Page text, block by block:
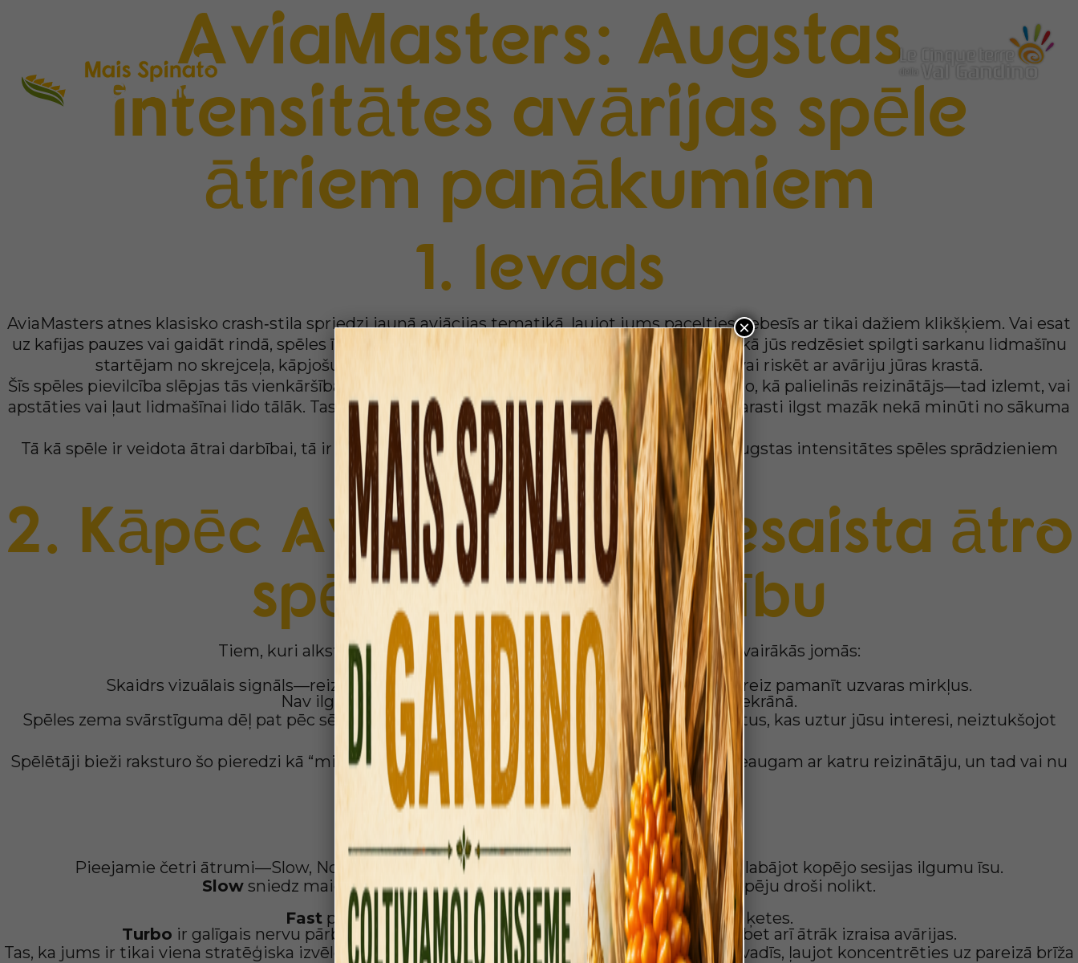
AviaMasters: Augstas
intensitātes avārijas spēle
ātriem panākumiem
1. Ievads
AviaMasters atnes klasisko crash‑stila spriedzi jaunā aviācijas tematikā, ļaujot jums pacelties debesīs ar tikai dažiem klikšķiem. Vai esat
uz kafijas pauzes vai gaidāt rindā, spēles īsās kārtas uztur adrenalīnu augstu. Katras sesijas laikā jūs redzēsiet spilgti sarkanu lidmašīnu
startējam no skrejceļa, kāpjošu zilajā debesīs, un tad izlemt, kad izņemt naudu — vai riskēt ar avāriju jūras krastā.
Šīs spēles pievilcība slēpjas tās vienkāršībā: uzstādi likmi, izvēlies ātrumu, nospiedPlayun vēro, kā palielinās reizinātājs—tad izlemt, vai
apstāties vai ļaut lidmašīnai lido tālāk. Tas ir viss, kas nepieciešams tipiskā spēles sesijā, kas parasti ilgst mazāk nekā minūti no sākuma
līdz beigām.
Tā kā spēle ir veidota ātrai darbībai, tā ir iecienīta spēlētāju vidū, kuri dod priekšroku īsām, augstas intensitātes spēles sprādzieniem
nevis maratona sesijām.
Aviamaster
2. Kāpēc AviaMasters piesaista ātro
spēlētāju uzmanību
Tiem, kuri alkst pēc tūlītējas apmierinājuma, AviaMasters piegādā vairākās jomās:
Ātras kārtas, kas beidzas mazāk nekā 30 sekundēs.
Skaidrs vizuālais signāls—reizinātāja skaitļi, kas mirgo uz augšu—lai jūs varētu uzreiz pamanīt uzvaras mirkļus.
Nav ilgu izvēlņu vai sarežģītu iestatījumu; viss ir galvenajā ekrānā.
Spēles zema svārstīguma dēļ pat pēc sērijas zaudējumu jūs bieži redzēsiet mazākus laimestus, kas uztur jūsu interesi, neiztukšojot
banku pārāk ātri.
Spēlētāji bieži raksturo šo pieredzi kā “mini rollercoaster”: lidmašīna paceļas, jūtat spriedzi pieaugam ar katru reizinātāju, un tad vai nu
novāciet laimestus vai vērojiet, kā tie pazūd.
Ātruma opcijas uztur sesijas stingras
Pieejamie četri ātrumi—Slow, Normal, Fast, Turbo—ļauj pielāgot risku, vienlaikus saglabājot kopējo sesijas ilgumu īsu.
Slow sniedz maigu kāpumu; tas ir ideāli, ja vēlaties mazliet vairāk iespēju droši nolikt.
Normallīdzsvaro ātrumu un drošību.
Fastpalielina aizrautību; reizinātāji parādās ātrāk, bet arī raķetes.
Turbo ir galīgais nervu pārbaudes tests; tas var apbalvot ar lieliem laimestiem, bet arī ātrāk izraisa avārijas.
Tas, ka jums ir tikai viena stratēģiska izvēle pirms starta—ātrums—, pārējo gaitu automātiski vadīs, ļaujot koncentrēties uz pareizā brīža
×